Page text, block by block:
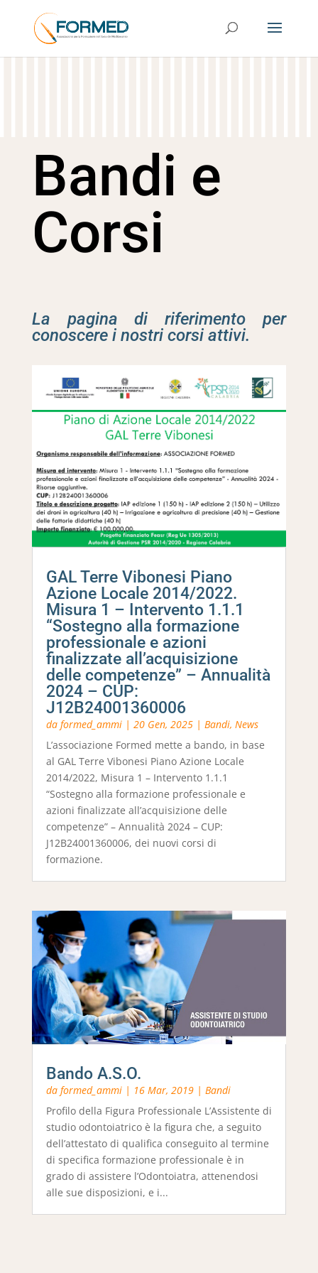
Bandi e
Corsi
La pagina di riferimento per
conoscere i nostri corsi attivi.
GAL Terre Vibonesi Piano
Azione Locale 2014/2022.
Misura 1 – Intervento 1.1.1
“Sostegno alla formazione
professionale e azioni
finalizzate all’acquisizione
delle competenze” – Annualità
2024 – CUP:
J12B24001360006
da formed_ammi| 20 Gen, 2025| Bandi, News
L’associazione Formed mette a bando, in base
al GAL Terre Vibonesi Piano Azione Locale
2014/2022, Misura 1 – Intervento 1.1.1
“Sostegno alla formazione professionale e
azioni finalizzate all’acquisizione delle
competenze” – Annualità 2024 – CUP:
J12B24001360006, dei nuovi corsi di
formazione.
Bando A.S.O.
da formed_ammi| 16 Mar, 2019| Bandi
Profilo della Figura Professionale L’Assistente di
studio odontoiatrico è la figura che, a seguito
dell’attestato di qualifica conseguito al termine
di specifica formazione professionale è in
grado di assistere l’Odontoiatra, attenendosi
alle sue disposizioni, e i...